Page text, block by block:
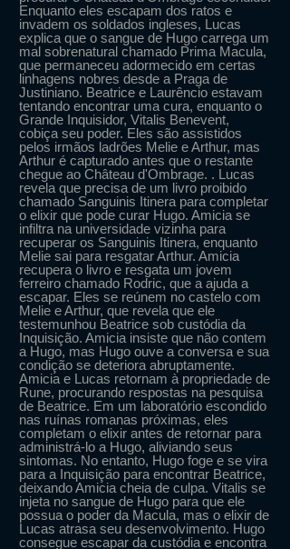
Enquanto eles escapam dos ratos e
invadem os soldados ingleses, Lucas
explica que o sangue de Hugo carrega um
mal sobrenatural chamado Prima Macula,
que permaneceu adormecido em certas
linhagens nobres desde a Praga de
Justiniano. Beatrice e Laurêncio estavam
tentando encontrar uma cura, enquanto o
Grande Inquisidor, Vitalis Benevent,
cobiça seu poder. Eles são assistidos
pelos irmãos ladrões Melie e Arthur, mas
Arthur é capturado antes que o restante
chegue ao Château d'Ombrage. . Lucas
revela que precisa de um livro proibido
chamado Sanguinis Itinera para completar
o elixir que pode curar Hugo. Amicia se
infiltra na universidade vizinha para
recuperar os Sanguinis Itinera, enquanto
Melie sai para resgatar Arthur. Amicia
recupera o livro e resgata um jovem
ferreiro chamado Rodric, que a ajuda a
escapar. Eles se reúnem no castelo com
Melie e Arthur, que revela que ele
testemunhou Beatrice sob custódia da
Inquisição. Amicia insiste que não contem
a Hugo, mas Hugo ouve a conversa e sua
condição se deteriora abruptamente.
Amicia e Lucas retornam à propriedade de
Rune, procurando respostas na pesquisa
de Beatrice. Em um laboratório escondido
nas ruínas romanas próximas, eles
completam o elixir antes de retornar para
administrá-lo a Hugo, aliviando seus
sintomas. No entanto, Hugo foge e se vira
para a Inquisição para encontrar Beatrice,
deixando Amicia cheia de culpa. Vitalis se
injeta no sangue de Hugo para que ele
possua o poder da Macula, mas o elixir de
Lucas atrasa seu desenvolvimento. Hugo
consegue escapar da custódia e encontra